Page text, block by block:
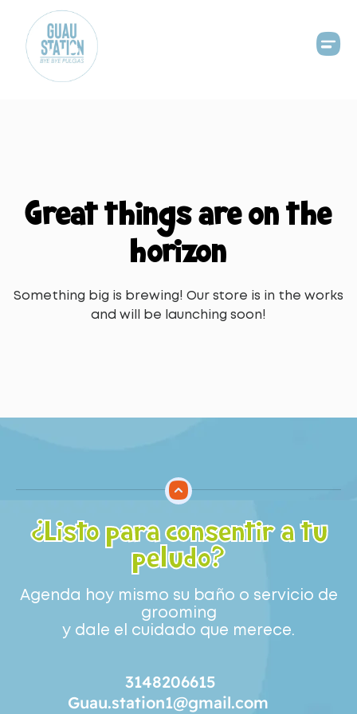
Great things are on the
horizon
Something big is brewing! Our store is in the works
and will be launching soon!
¿Listo para consentir a tu
peludo?
Agenda hoy mismo su baño o servicio de
grooming
y dale el cuidado que merece.
3148206615
Guau.station1@gmail.com